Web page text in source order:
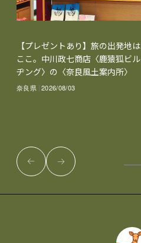
【プレゼントあり】旅の出発地は
ここ。中川政七商店〈鹿猿狐ビル
ヂング〉の〈奈良風土案内所〉
奈良県 2026/08/03